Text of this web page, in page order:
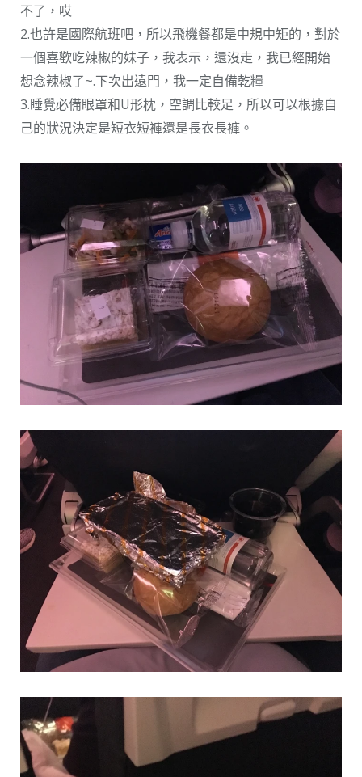
不了，哎
2.也許是國際航班吧，所以飛機餐都是中規中矩的，對於
一個喜歡吃辣椒的妹子，我表示，還沒走，我已經開始
想念辣椒了~.下次出遠門，我一定自備乾糧
3.睡覺必備眼罩和U形枕，空調比較足，所以可以根據自
己的狀況決定是短衣短褲還是長衣長褲。